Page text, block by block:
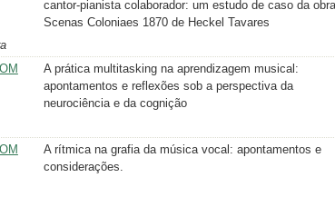
cantor-pianista colaborador: um estudo de caso da obra
Scenas Coloniaes 1870 de Heckel Tavares
A prática multitasking na aprendizagem musical:
apontamentos e reflexões sob a perspectiva da
neurociência e da cognição
A rítmica na grafia da música vocal: apontamentos e
considerações.